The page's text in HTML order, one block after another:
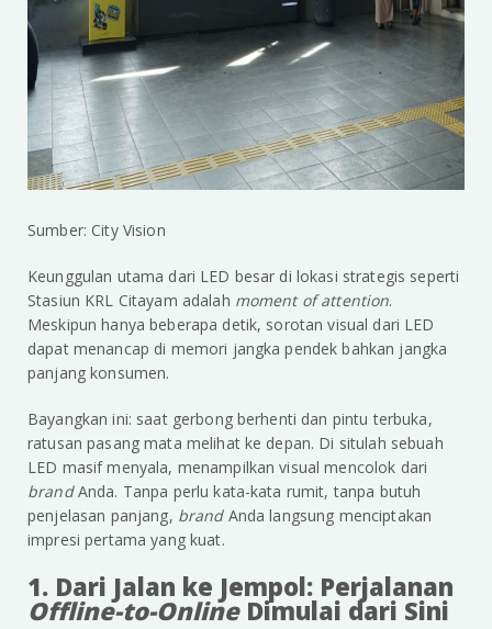
Sumber: City Vision
Keunggulan utama dari LED besar di lokasi strategis seperti
Stasiun KRL Citayam adalah moment of attention.
Meskipun hanya beberapa detik, sorotan visual dari LED
dapat menancap di memori jangka pendek bahkan jangka
panjang konsumen.
Bayangkan ini: saat gerbong berhenti dan pintu terbuka,
ratusan pasang mata melihat ke depan. Di situlah sebuah
LED masif menyala, menampilkan visual mencolok dari
brandAnda. Tanpa perlu kata-kata rumit, tanpa butuh
penjelasan panjang, brand Anda langsung menciptakan
impresi pertama yang kuat.
1. Dari Jalan ke Jempol: Perjalanan
Offline-to-OnlineDimulai dari Sini